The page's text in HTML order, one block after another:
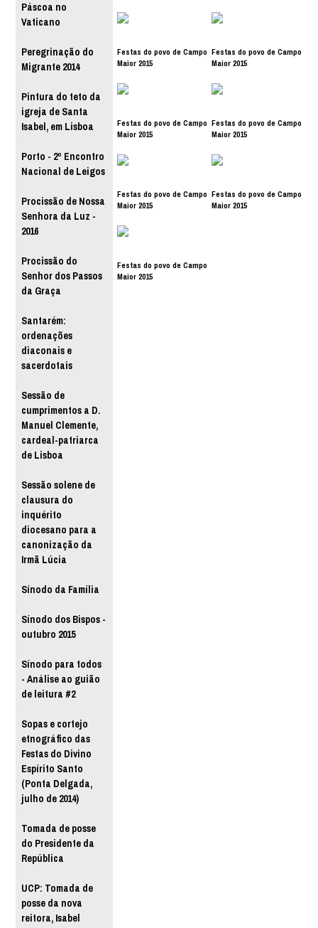
Páscoa no
Vaticano
Peregrinação do
Migrante 2014
Pintura do teto da
igreja de Santa
Isabel, em Lisboa
Porto - 2º Encontro
Nacional de Leigos
Procissão de Nossa
Senhora da Luz -
2016
Procissão do
Senhor dos Passos
da Graça
Santarém:
ordenações
diaconais e
sacerdotais
Sessão de
cumprimentos a D.
Manuel Clemente,
cardeal-patriarca
de Lisboa
Sessão solene de
clausura do
inquérito
diocesano para a
canonização da
Irmã Lúcia
Sínodo da Família
Sínodo dos Bispos -
outubro 2015
Sínodo para todos
- Análise ao guião
de leitura #2
Sopas e cortejo
etnográfico das
Festas do Divino
Espírito Santo
(Ponta Delgada,
julho de 2014)
Tomada de posse
do Presidente da
República
UCP: Tomada de
posse da nova
reitora, Isabel
Festas do povo de Campo
Maior 2015
Festas do povo de Campo
Maior 2015
Festas do povo de Campo
Maior 2015
Festas do povo de Campo
Maior 2015
Festas do povo de Campo
Maior 2015
Festas do povo de Campo
Maior 2015
Festas do povo de Campo
Maior 2015